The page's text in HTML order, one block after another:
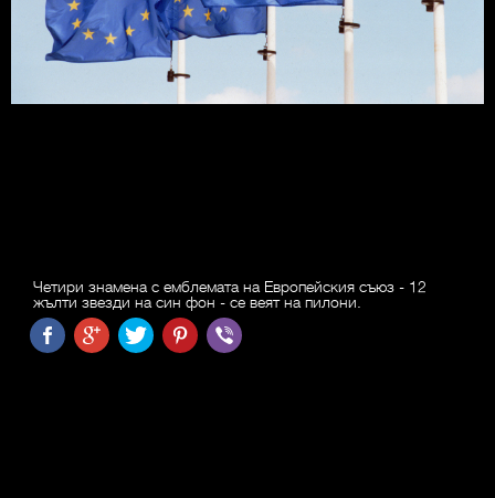
Четири знамена с емблемата на Европейския съюз - 12
жълти звезди на син фон - се веят на пилони.